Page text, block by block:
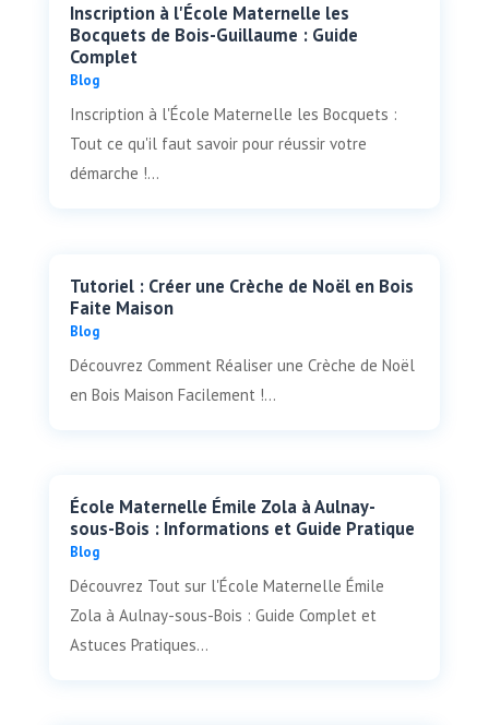
Inscription à l'École Maternelle les
Bocquets de Bois-Guillaume : Guide
Complet
Blog
Inscription à l'École Maternelle les Bocquets :
Tout ce qu'il faut savoir pour réussir votre
démarche !...
Tutoriel : Créer une Crèche de Noël en Bois
Faite Maison
Blog
Découvrez Comment Réaliser une Crèche de Noël
en Bois Maison Facilement !...
École Maternelle Émile Zola à Aulnay-
sous-Bois : Informations et Guide Pratique
Blog
Découvrez Tout sur l'École Maternelle Émile
Zola à Aulnay-sous-Bois : Guide Complet et
Astuces Pratiques...